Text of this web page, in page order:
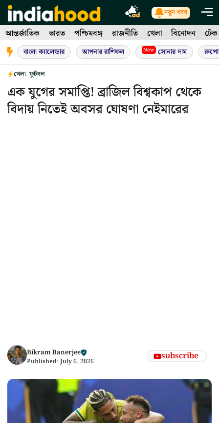
Skip
to
content
নতুন খবর
আন্তর্জাতিক ভারত পশ্চিমবঙ্গ রাজনীতি খেলা বিনোদন টেক
বাংলা ক্যালেন্ডার আপনার রাশিফল New সোনার দাম
খেলা,ফুটবল
এক যুগের সমাপ্তি! ব্রাজিল বিশ্বকাপ থেকে
বিদায় নিতেই অবসর ঘোষণা নেইমারের
Bikram Banerjee
Published: July 6, 2026 subscribe